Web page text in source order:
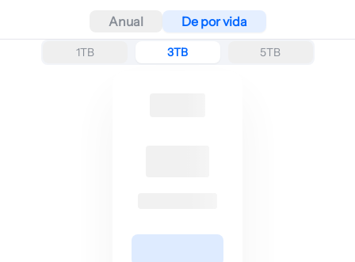
Protección completa
necesario.
Acceso a funciones
Anual De por vida
1TB 3TB 5TB